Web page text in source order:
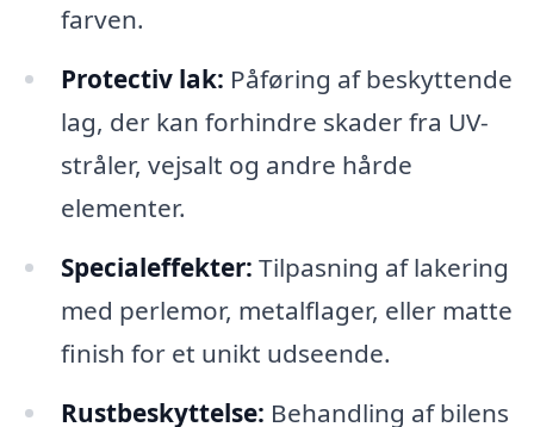
farven.
Protectiv lak: Påføring af beskyttende
lag, der kan forhindre skader fra UV-
stråler, vejsalt og andre hårde
elementer.
Specialeffekter: Tilpasning af lakering
med perlemor, metalflager, eller matte
finish for et unikt udseende.
Rustbeskyttelse: Behandling af bilens